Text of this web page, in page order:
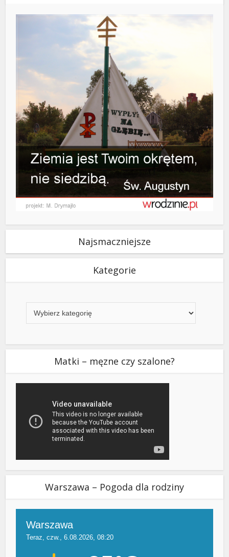
Najsmaczniejsze
Kategorie
Matki – męzne czy szalone?
Warszawa – Pogoda dla rodziny